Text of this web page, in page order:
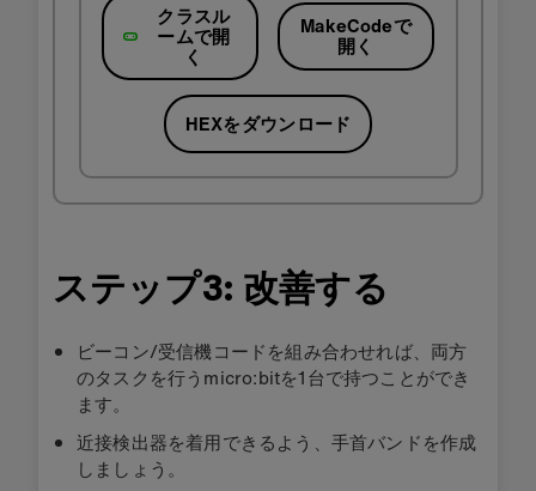
クラスル
ームで開
く
MakeCodeで
開く
HEXをダウンロード
ステップ3: 改善する
ビーコン/受信機コードを組み合わせれば、両方
のタスクを行うmicro:bitを1台で持つことができ
ます。
近接検出器を着用できるよう、手首バンドを作成
しましょう。